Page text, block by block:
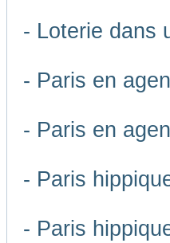
- Loterie dans
- Paris en
- Paris en
- Paris
- Paris